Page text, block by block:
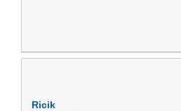
Ricik